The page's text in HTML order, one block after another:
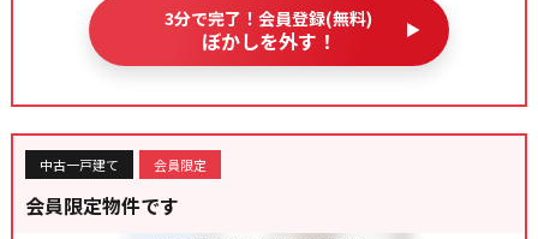
3分で完了！会員登録(無料)
ぼかしを外す！
中古一戸建て 会員限定
会員限定物件です